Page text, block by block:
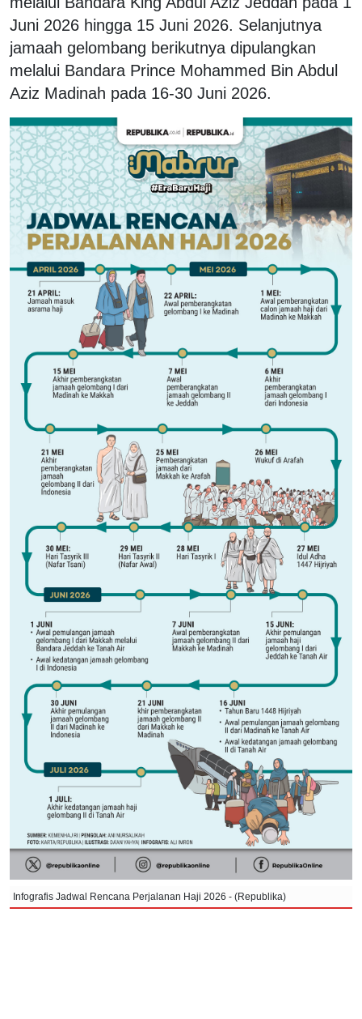
Juni 2026 hingga 15 Juni 2026. Selanjutnya
jamaah gelombang berikutnya dipulangkan
melalui Bandara Prince Mohammed Bin Abdul
Aziz Madinah pada 16-30 Juni 2026.
Infografis Jadwal Rencana Perjalanan Haji 2026 - (Republika)